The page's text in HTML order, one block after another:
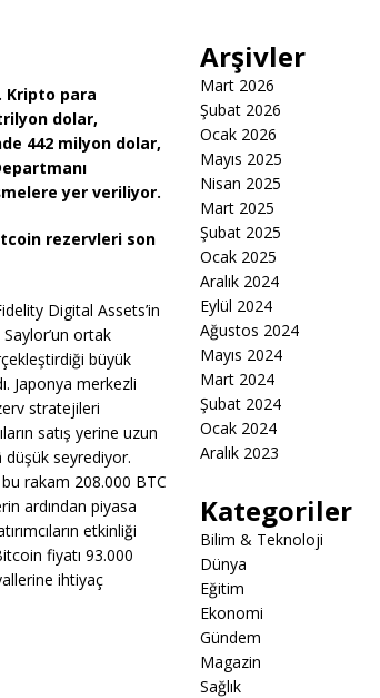
Kripto para
dolar,
442 milyon dolar,
yer veriliyor.
rezervleri son
Digital Assets’in
ortak
büyük
Japonya merkezli
stratejileri
satış yerine uzun
seyrediyor.
bu rakam 208.000 BTC
ardından piyasa
etkinliği
fiyatı 93.000
ihtiyaç
Arşivler
Mart 2026
Şubat 2026
Ocak 2026
Mayıs 2025
Nisan 2025
Mart 2025
Şubat 2025
Ocak 2025
Aralık 2024
Eylül 2024
Ağustos 2024
Mayıs 2024
Mart 2024
Şubat 2024
Ocak 2024
Aralık 2023
Kategoriler
Bilim & Teknoloji
Dünya
Eğitim
Ekonomi
Gündem
Magazin
Sağlık